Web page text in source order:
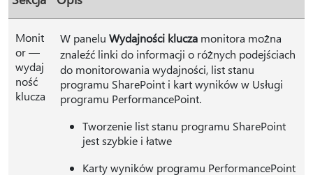
Monit
or —
wydaj
ność
klucza
W panelu Wydajności klucza monitora można
znaleźć linki do informacji o różnych podejściach
do monitorowania wydajności, list stanu
programu SharePoint i kart wyników w Usługi
programu PerformancePoint.
Tworzenie list stanu programu SharePoint
jest szybkie i łatwe
Karty wyników programu PerformancePoint